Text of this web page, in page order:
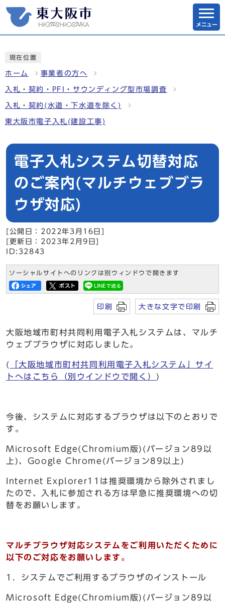
メニュー
現在位置
ホーム 事業者の方へ
入札・契約・PFI・サウンディング型市場調査
入札・契約(水道・下水道を除く)
東大阪市電子入札(建設工事)
電子入札システム切替対応
のご案内(マルチウェブブラ
ウザ対応)
[公開日：2022年3月16日]
[更新日：2023年2月9日]
ID:32843
ソーシャルサイトへのリンクは別ウィンドウで開きます
印刷 大きな文字で印刷
大阪地域市町村共同利用電子入札システムは、マルチ
ウェブブラウザに対応しました。
(
「大阪地域市町村共同利用電子入札システム」サイ
トへはこちら
（別ウインドウで開く） )
今後、システムに対応するブラウザは以下のとおりで
す。
Microsoft Edge(Chromium版)(バージョン89以
上)、Google Chrome(バージョン89以上)
Internet Explorer11は推奨環境から除外されまし
たので、入札に参加される方は早急に推奨環境への切
替をお願いします。
マルチブラウザ対応システムをご利用いただくために
以下のご対応をお願いします。
1．システムでご利用するブラウザのインストール
Microsoft Edge(Chromium版)(バージョン89以